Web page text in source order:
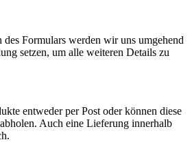
des Formulars werden wir uns umgehend
setzen, um alle weiteren Details zu
entweder per Post oder können diese
Auch eine Lieferung innerhalb